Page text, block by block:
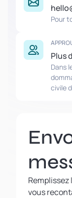
Pour
Plus
Dans
civile
vous